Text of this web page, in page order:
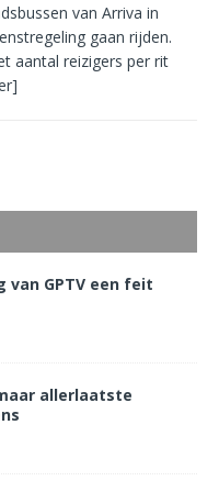
van Arriva in
gaan rijden.
aantal reizigers per rit
GPTV een feit
allerlaatste